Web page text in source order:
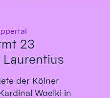
23
Laurentius
der Kölner
Woelki in